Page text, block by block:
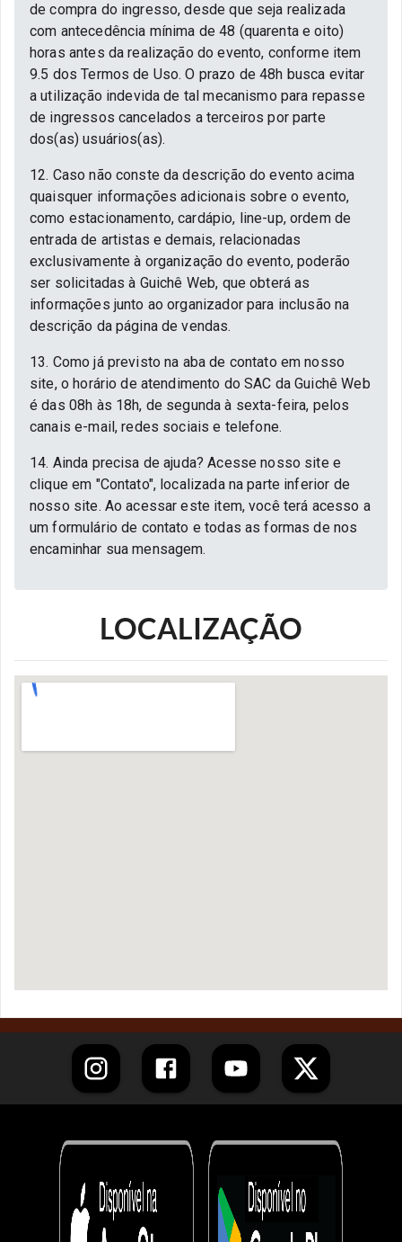
de compra do ingresso, desde que seja realizada
com antecedência mínima de 48 (quarenta e oito)
horas antes da realização do evento, conforme item
9.5 dos Termos de Uso. O prazo de 48h busca evitar
a utilização indevida de tal mecanismo para repasse
de ingressos cancelados a terceiros por parte
dos(as) usuários(as).
12. Caso não conste da descrição do evento acima
quaisquer informações adicionais sobre o evento,
como estacionamento, cardápio, line-up, ordem de
entrada de artistas e demais, relacionadas
exclusivamente à organização do evento, poderão
ser solicitadas à Guichê Web, que obterá as
informações junto ao organizador para inclusão na
descrição da página de vendas.
13. Como já previsto na aba de contato em nosso
site, o horário de atendimento do SAC da Guichê Web
é das 08h às 18h, de segunda à sexta-feira, pelos
canais e-mail, redes sociais e telefone.
14. Ainda precisa de ajuda? Acesse nosso site e
clique em "Contato", localizada na parte inferior de
nosso site. Ao acessar este item, você terá acesso a
um formulário de contato e todas as formas de nos
encaminhar sua mensagem.
LOCALIZAÇÃO